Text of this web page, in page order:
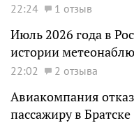
22:24 1 отзыв
Июль 2026 года в
истории
22:02 2 отзыва
Авиакомпания
пассажиру в Братске